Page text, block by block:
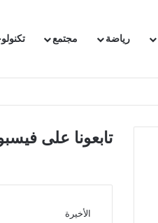
رياضة مجتمع
تابعونا على
الأخيرة